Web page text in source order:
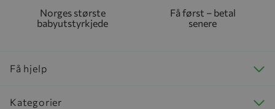
Norges største
babyutstyrkjede
Få først – betal
senere
Få hjelp
Kategorier